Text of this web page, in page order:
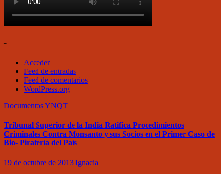
–
Acceder
Feed de entradas
Feed de comentarios
WordPress.org
DocumentosYNQT
Tribunal Superior de la India Ratifica Procedimientos
Criminales Contra Monsanto y sus Socios en el Primer Caso de
Bio- Piratería del País
19 de octubre de 2013 Ignacia